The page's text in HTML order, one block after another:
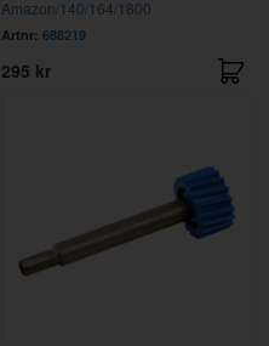
Amazon/140/164/1800
Artnr: 688219
295 kr